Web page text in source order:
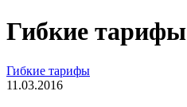
Гибкие тарифы
Гибкие тарифы
11.03.2016